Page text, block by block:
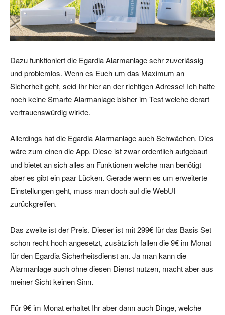
Dazu funktioniert die Egardia Alarmanlage sehr zuverlässig
und problemlos. Wenn es Euch um das Maximum an
Sicherheit geht, seid Ihr hier an der richtigen Adresse! Ich hatte
noch keine Smarte Alarmanlage bisher im Test welche derart
vertrauenswürdig wirkte.
Allerdings hat die Egardia Alarmanlage auch Schwächen. Dies
wäre zum einen die App. Diese ist zwar ordentlich aufgebaut
und bietet an sich alles an Funktionen welche man benötigt
aber es gibt ein paar Lücken. Gerade wenn es um erweiterte
Einstellungen geht, muss man doch auf die WebUI
zurückgreifen.
Das zweite ist der Preis. Dieser ist mit 299€ für das Basis Set
schon recht hoch angesetzt, zusätzlich fallen die 9€ im Monat
für den Egardia Sicherheitsdienst an. Ja man kann die
Alarmanlage auch ohne diesen Dienst nutzen, macht aber aus
meiner Sicht keinen Sinn.
Für 9€ im Monat erhaltet Ihr aber dann auch Dinge, welche